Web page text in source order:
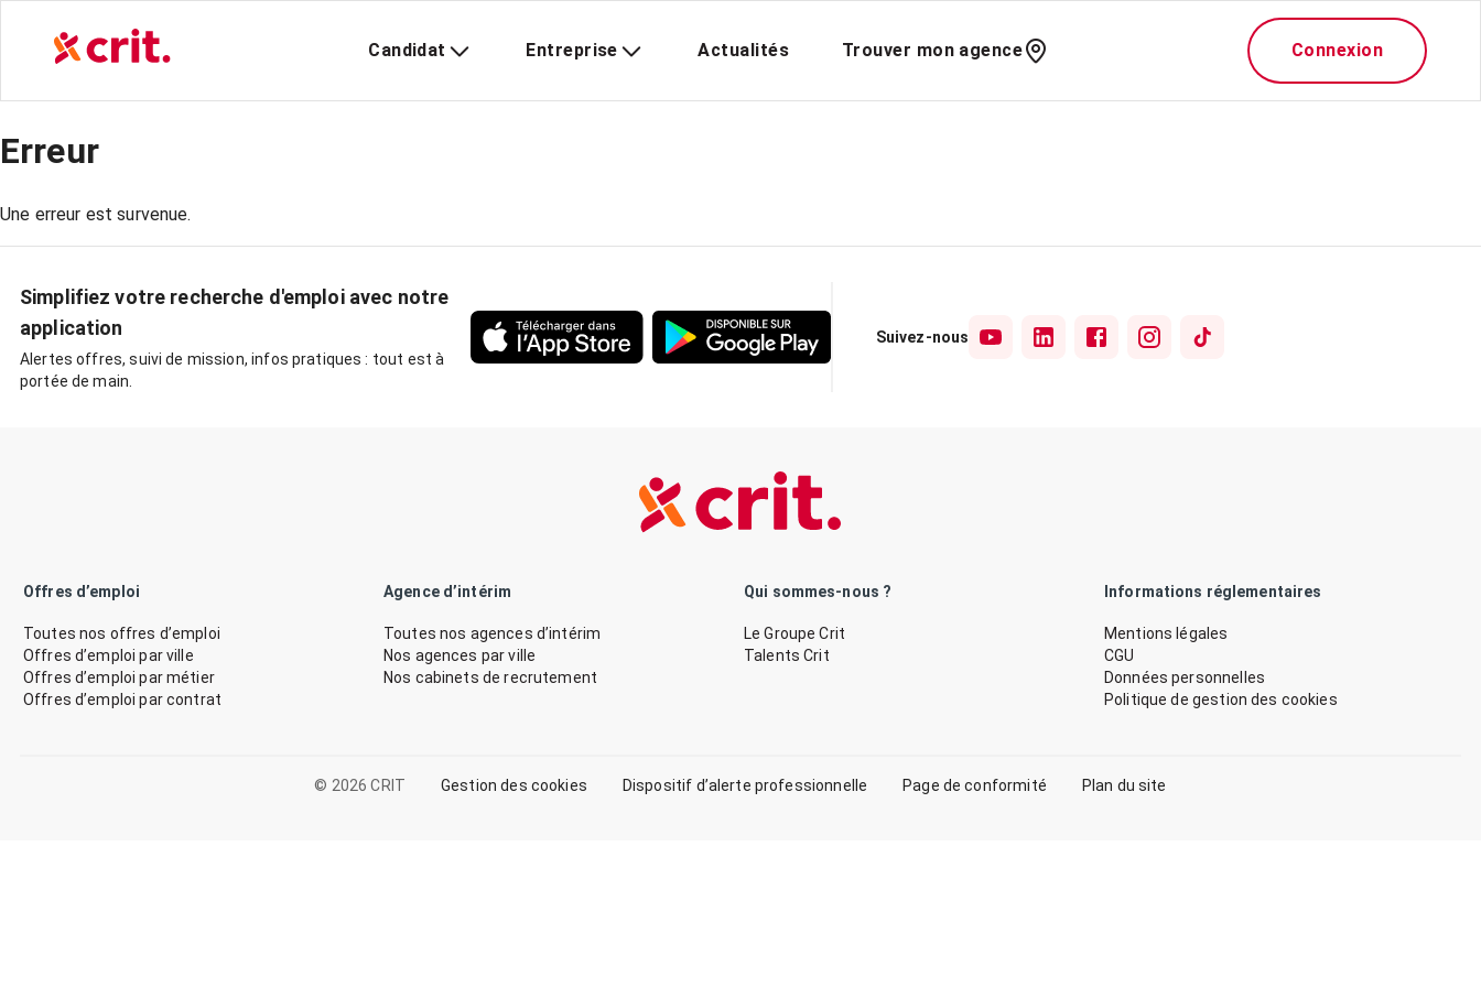
Candidat Entreprise Actualités Trouver mon agence Connexion
Erreur
Une erreur est survenue.
Simplifiez votre recherche d'emploi avec notre
application
Alertes offres, suivi de mission, infos pratiques : tout est à
portée de main.
Suivez-nous
Offres d’emploi
Toutes nos offres d’emploi
Offres d’emploi par ville
Offres d’emploi par métier
Offres d’emploi par contrat
Agence d’intérim
Toutes nos agences d’intérim
Nos agences par ville
Nos cabinets de recrutement
Qui sommes-nous ?
Le Groupe Crit
Talents Crit
Informations réglementaires
Mentions légales
CGU
Données personnelles
Politique de gestion des cookies
© 2026 CRIT Gestion des cookies Dispositif d’alerte professionnelle Page de conformité Plan du site